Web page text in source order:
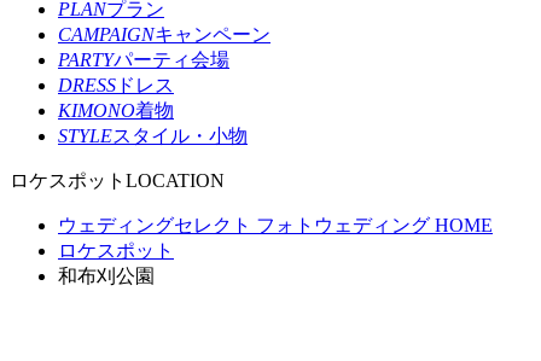
PLANプラン
CAMPAIGNキャンペーン
PARTYパーティ会場
DRESS ドレス
KIMONO着物
STYLEスタイル・小物
ロケスポット LOCATION
ウェディングセレクト フォトウェディング HOME
ロケスポット
和布刈公園